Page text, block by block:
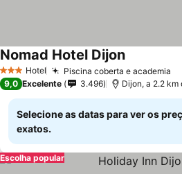
3 EstrelasHotel Piscina coberta e academia
Nomad Hotel Dijon
9,0 Excelente 3.496 Dijon, a 2.2 km
Selecione as datas para ver os
exatos.
Escolha popular